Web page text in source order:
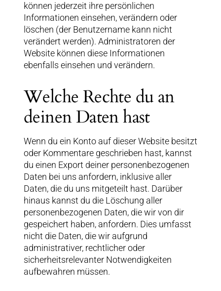
können jederzeit ihre persönlichen
Informationen einsehen, verändern oder
löschen (der Benutzername kann nicht
verändert werden). Administratoren der
Website können diese Informationen
ebenfalls einsehen und verändern.
Welche Rechte du an
deinen Daten hast
Wenn du ein Konto auf dieser Website besitzt
oder Kommentare geschrieben hast, kannst
du einen Export deiner personenbezogenen
Daten bei uns anfordern, inklusive aller
Daten, die du uns mitgeteilt hast. Darüber
hinaus kannst du die Löschung aller
personenbezogenen Daten, die wir von dir
gespeichert haben, anfordern. Dies umfasst
nicht die Daten, die wir aufgrund
administrativer, rechtlicher oder
sicherheitsrelevanter Notwendigkeiten
aufbewahren müssen.